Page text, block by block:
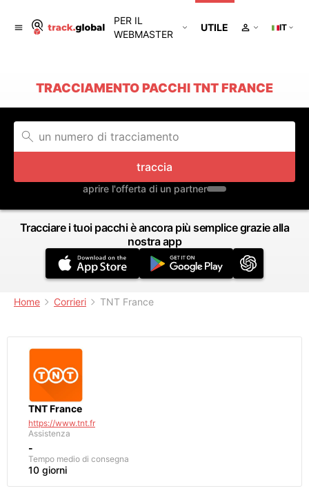
PER IL
WEBMASTER
UTILE IT
TRACCIAMENTO PACCHI TNT FRANCE
traccia
aprire l'offerta di un partner
Tracciare i tuoi pacchi è ancora più semplice grazie alla
nostra app
Home Corrieri TNT France
TNT France
https://www.tnt.fr
Assistenza
-
Tempo medio di consegna
10 giorni